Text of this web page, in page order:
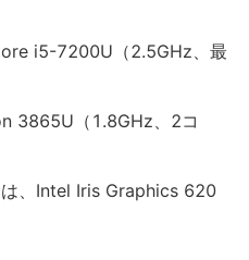
i5-7200U（2.5GHz、最
3865U（1.8GHz、2コ
は、Intel Iris Graphics 620